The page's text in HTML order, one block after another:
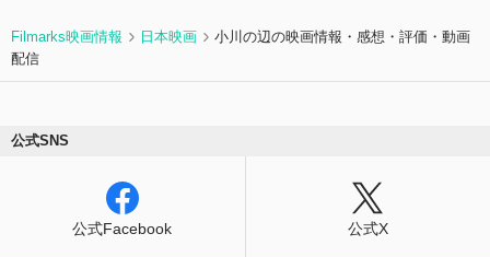
Filmarks映画情報 日本映画
小川の辺の映画情報・感想・評価・動画
配信
公式SNS
公式Facebook 公式X